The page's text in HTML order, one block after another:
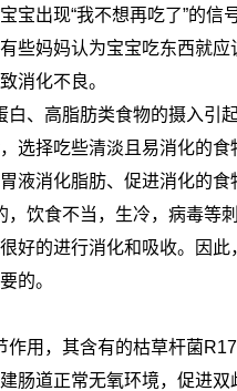
宝出现“我不想再吃了”的信
些妈妈认为宝宝吃东西就
消化不良。
白、高脂肪类食物的摄入引
选择吃些清淡且易消化的
液消化脂肪、促进消化的食
，饮食不当，生冷，病毒等
好的进行消化和吸收。因
的。
作用，其含有的枯草杆菌
肠道正常无氧环境，促进